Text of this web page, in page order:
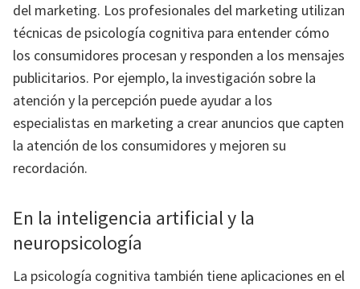
del marketing. Los profesionales del marketing utilizan
técnicas de psicología cognitiva para entender cómo
los consumidores procesan y responden a los mensajes
publicitarios. Por ejemplo, la investigación sobre la
atención y la percepción puede ayudar a los
especialistas en marketing a crear anuncios que capten
la atención de los consumidores y mejoren su
recordación.
En la inteligencia artificial y la
neuropsicología
La psicología cognitiva también tiene aplicaciones en el